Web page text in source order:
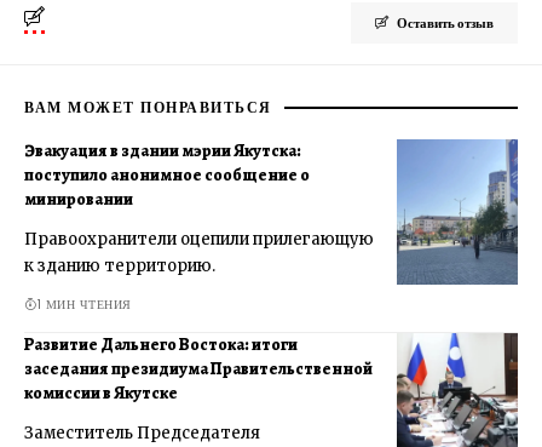
Оставить отзыв
ВАМ МОЖЕТ ПОНРАВИТЬСЯ
Эвакуация в здании мэрии Якутска:
поступило анонимное сообщение о
минировании
Правоохранители оцепили прилегающую
к зданию территорию.
1 МИН ЧТЕНИЯ
Развитие Дальнего Востока: итоги
заседания президиума Правительственной
комиссии в Якутске
Заместитель Председателя